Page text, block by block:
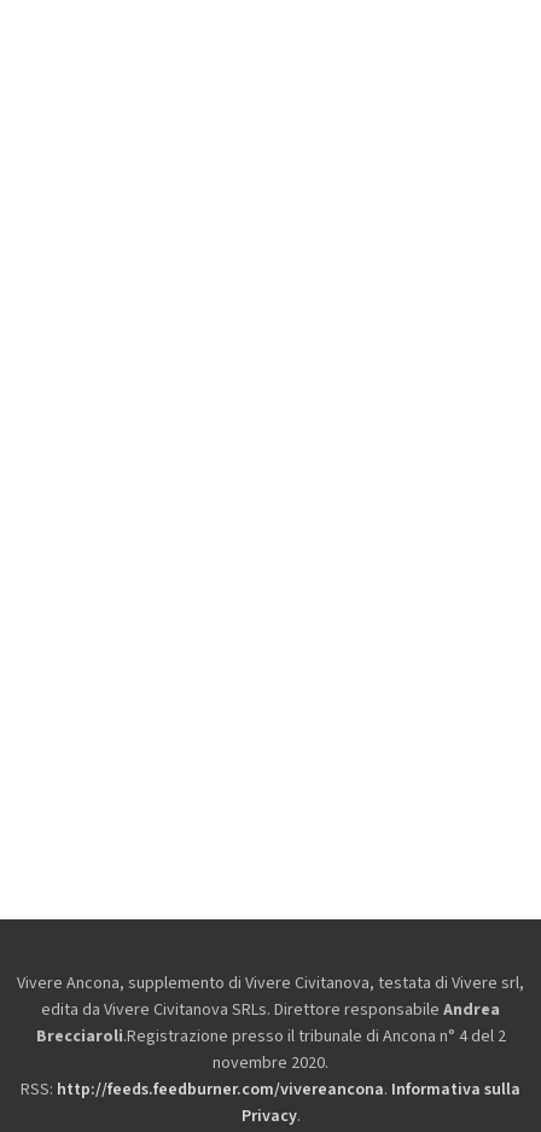
Vivere Ancona, supplemento di Vivere Civitanova, testata di Vivere srl,
edita da Vivere Civitanova SRLs. Direttore responsabile Andrea
Brecciaroli.Registrazione presso il tribunale di Ancona n° 4 del 2
novembre 2020.
RSS: http://feeds.feedburner.com/vivereancona. Informativa sulla
Privacy.